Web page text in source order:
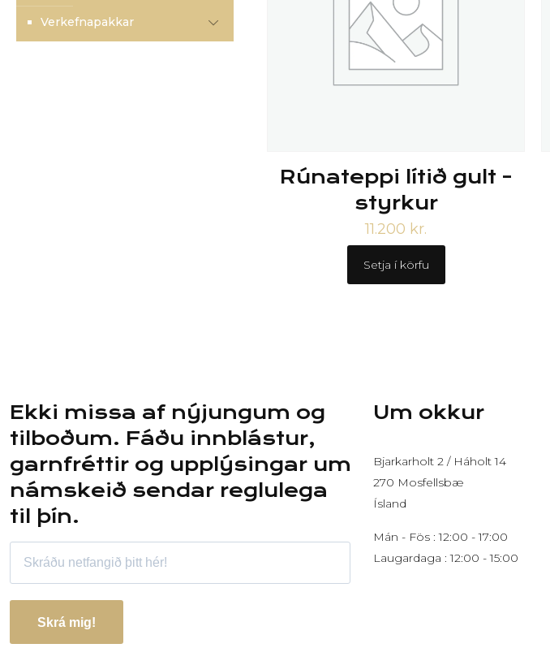
Rúnateppi lítið gult -
styrkur
11.200 kr.
Setja í körfu
Verkefnapakkar
Ekki missa af nýjungum og
tilboðum. Fáðu innblástur,
garnfréttir og upplýsingar um
námskeið sendar reglulega
til þín.
Skrá mig!
Um okkur
Bjarkarholt 2 / Háholt 14
270 Mosfellsbæ
Ísland
Mán - Fös : 12:00 - 17:00
Laugardaga : 12:00 - 15:00